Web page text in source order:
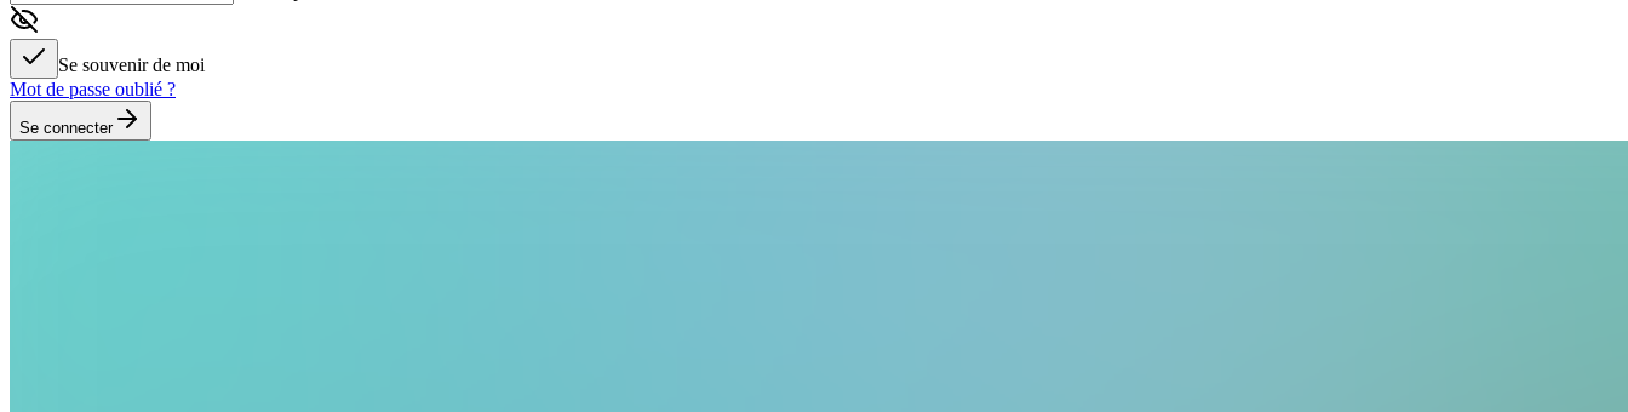
Se souvenir de moi
Mot de passe oublié ?
Se connecter